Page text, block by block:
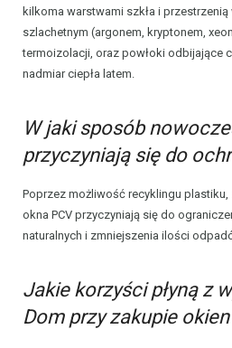
kilkoma warstwami szkła i przestrzenią
szlachetnym (argonem, kryptonem,
termoizolacji, oraz powłoki odbijające
nadmiar ciepła latem.
W jaki sposób
przyczyniają się do
Poprzez możliwość recyklingu
okna PCV przyczyniają się do
naturalnych i zmniejszenia ilości
Jakie korzyści płyną z
Dom przy zakupie okien